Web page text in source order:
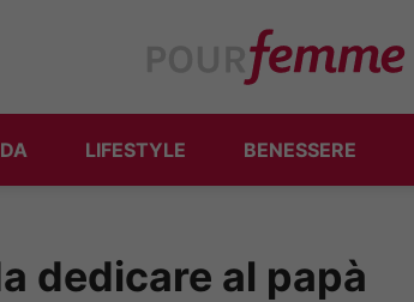
LIFESTYLE BENESSERE
dedicare al papà